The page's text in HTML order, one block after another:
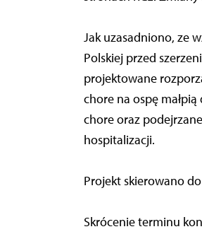
Jak uzasadniono, ze
Polskiej przed
projektowane
chore na ospę
chore oraz
hospitalizacji.
Projekt skierowano
Skrócenie terminu